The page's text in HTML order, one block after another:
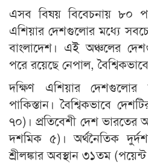
এসব বিষয় বিবেচনায় ৮০
এশিয়ার দেশগুলোর মধ্যে
বাংলাদেশ। এই অঞ্চলের
পরে রয়েছে নেপাল,
দক্ষিণ এশিয়ার
পাকিস্তান। বৈশ্বিকভাবে
৭০)। প্রতিবেশী দেশ ভারতের
দশমিক ৫)। অর্থনৈতিক
শ্রীলঙ্কার অবস্থান ৩১তম